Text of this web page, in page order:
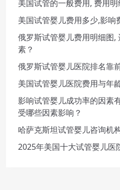
美国试管的一般费用, 费用
美国试管婴儿费用多少,影响
俄罗斯试管婴儿费用明细图,
素？
俄罗斯试管婴儿医院排名靠
美国试管婴儿医院费用与年
影响试管婴儿成功率的因素
受哪些因素影响？
哈萨克斯坦试管婴儿咨询机
2025年美国十大试管婴儿医